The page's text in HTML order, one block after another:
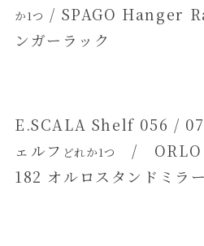
か1つ / SPAGO Hanger
ンガーラック
E.SCALA Shelf 056 /
ェルフ どれか1つ
/ ORLO
182 オルロスタンドミラ